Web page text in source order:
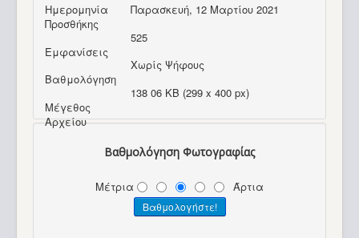
Ημερομηνία
Προσθήκης
Παρασκευή, 12 Μαρτίου 2021
Εμφανίσεις
525
Βαθμολόγηση
Χωρίς Ψήφους
Μέγεθος
Αρχείου
138 06 KB (299 x 400 px)
Βαθμολόγηση Φωτογραφίας
Μέτρια Άρτια